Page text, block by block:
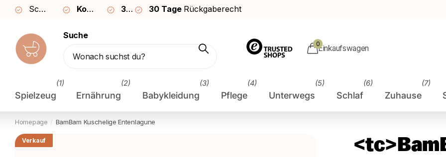
Schnelle Lieferung in 2–3 Tagen
Kostenloser Versand ab €49
30 Tage Rückgaberecht
30 Tage Rückgaberecht
Suche
Einkaufswagen
0
Spielzeug
(1)
Ernährung
(2)
Babykleidung
(3)
Pflege
(4)
Unterwegs
(5)
Schlaf
(6)
Zuhause
(7)
Homepage BamBam Kuschelige Entenlagune
Verkauf